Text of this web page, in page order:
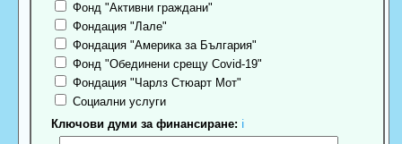
Фонд "Активни граждани"
Фондация "Лале"
Фондация "Америка за България"
Фонд "Обединени срещу Covid-19"
Фондация "Чарлз Стюарт Мот"
Социални услуги
Ключови думи за финансиране: ℹ